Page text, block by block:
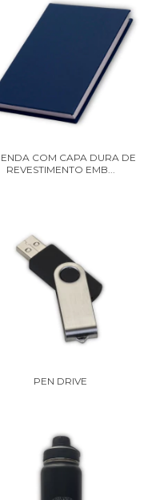
COM CAPA DURA DE
REVESTIMENTO EMB...
PEN DRIVE